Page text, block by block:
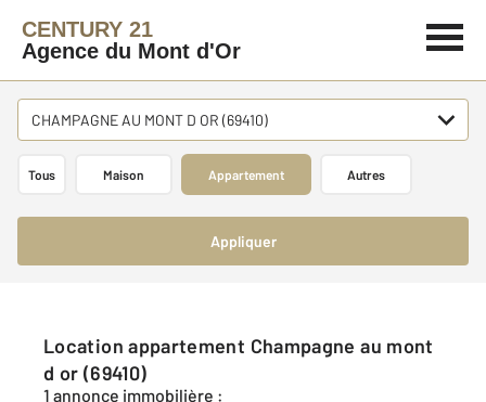
CENTURY 21
Agence du Mont d'Or
CHAMPAGNE AU MONT D OR (69410)
Tous Maison Appartement Autres
Appliquer
Location appartement Champagne au mont
d or (69410)
1 annonce immobilière :